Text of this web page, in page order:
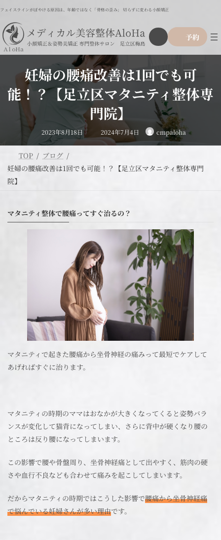
ン
テ
ン
ツ
へ
ビ
ゲ
ー
シ
ョ
フェイスラインがぼやける原因は、年齢ではなく「骨格の歪み」 切らずに変わる小顔矯正
ア
イ
コ
リ
ク
予約
グ
ル
リ
ン
ク
妊婦の腰痛改善は1回でも可
能！？【足立区マタニティ整体専
門院】
2023年8月18日 最
終
新
2024年7月4日 cmpaloha
TOP
ブログ
妊婦の腰痛改善は1回でも可能！？【足立区マタニティ整体専門
院】
マタニティ整体で腰痛ってすぐ治るの？
マタニティで起きた腰痛から坐骨神経の痛みって最短でケアして
あげればすぐに治ります。
マタニティの時期のママはおなかが大きくなってくると姿勢バラ
ンスが変化して猫背になってしまい、さらに背中が硬くなり腰の
ところは反り腰になってしまいます。
この影響で腰や骨盤周り、坐骨神経痛として出やすく、筋肉の硬
さや血行不良なども合わせて痛みを起こしてしまいます。
だからマタニティの時期ではこうした影響で腰痛から坐骨神経痛
で悩んでいる妊婦さんが多い理由です。